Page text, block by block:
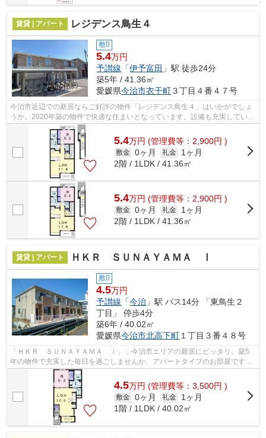
賃貸 | アパート レジデンス鳥生４
敷0
5.4万円
予讃線 「伊予富田 」駅 徒歩24分
築5年 / 41.36㎡
愛媛県今治市衣干町３丁目４番４７号
今治市近辺での新居ならご好評の物件「レジデンス鳥生４」はいかがでしょ
うか。2020年築の物件で快適な住まいとなっています。設備も充実していて
住みやすい、魅力が詰まったアパート...
5.4万円 (管理費等：2,900円 )
敷金 0ヶ月 礼金
1ヶ月
2階 / 1LDK / 41.36㎡
5.4万円 (管理費等：2,900円 )
敷金 0ヶ月 礼金
1ヶ月
2階 / 1LDK / 41.36㎡
賃貸 | アパート ＨＫＲ ＳＵＮＡＹＡＭＡ Ⅰ
敷0
4.5万円
予讃線 「今治 」駅 バス14分 「東鳥生２
丁目」 停歩4分
築6年 / 40.02㎡
愛媛県今治市北高下町 １丁目３番４８号
「ＨＫＲ ＳＵＮＡＹＡＭＡ Ⅰ」：今治市エリアの新居にピッタリ。築5
年の物件で充実した毎日を過ごしませんか。アパートタイプのお部屋です。
気になる物件ほどすぐに無くなってしま...
4.5万円 (管理費等：3,500円 )
敷金 0ヶ月 礼金
1ヶ月
1階 / 1LDK / 40.02㎡